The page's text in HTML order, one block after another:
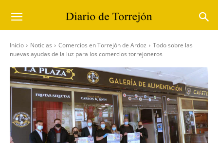
Inicio Noticias Comercios en Torrejón de Ardoz
Todo sobre las
nuevas ayudas de la luz para los comercios torrejoneros